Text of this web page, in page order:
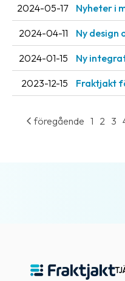
innehåll
2024-05-17 Nyheter i
2024-04-11 Ny design
2024-01-15 Ny
2023-12-15 Fraktjakt
föregående 1 2 3